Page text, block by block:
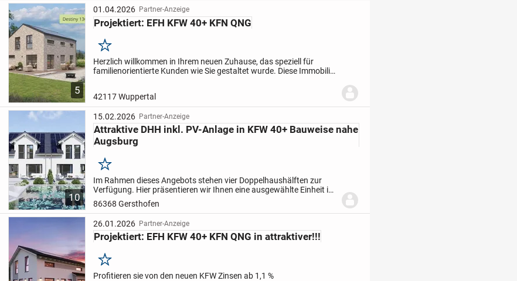
5
01.04.2026 Partner-Anzeige
Projektiert: EFH KFW 40+ KFN QNG
Merken
Herzlich willkommen in Ihrem neuen Zuhause, das speziell für
familienorientierte Kunden wie Sie gestaltet wurde. Diese Immobilie
42117 Wuppertal
10
15.02.2026 Partner-Anzeige
Attraktive DHH inkl. PV-Anlage in KFW 40+ Bauweise nahe
Augsburg
Merken
Im Rahmen dieses Angebots stehen vier Doppelhaushälften zur
Verfügung. Hier präsentieren wir Ihnen eine ausgewählte Einheit im
Detail. Schon beim Ankommen empfängt Sie der ebenerdige
Eingangsbereich...
86368 Gersthofen
26.01.2026 Partner-Anzeige
Projektiert: EFH KFW 40+ KFN QNG in attraktiver!!!
Merken
Profitieren sie von den neuen KFW Zinsen ab 1,1 %